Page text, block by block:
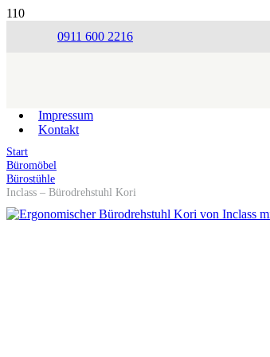
0911 600 2216
Impressum
Kontakt
Start
Büromöbel
Bürostühle
Inclass – Bürodrehstuhl Kori